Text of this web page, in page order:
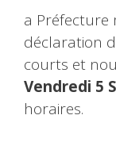
a Préfecture
déclaration
courts et
Vendredi 5
horaires.